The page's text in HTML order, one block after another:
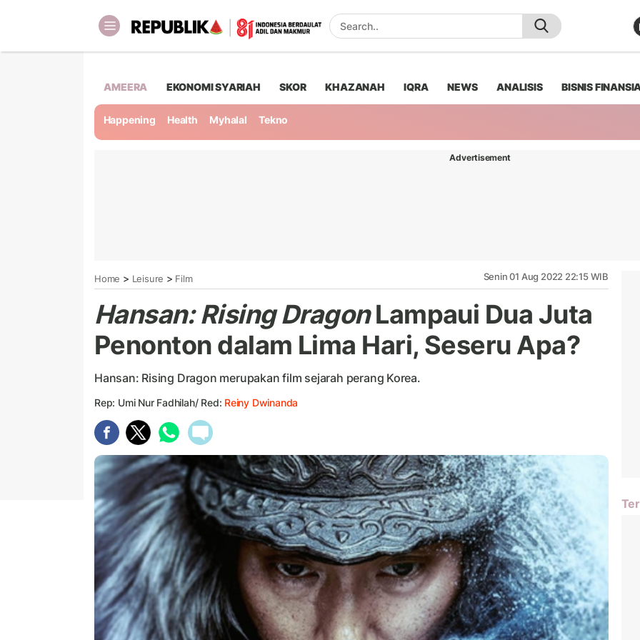
AMEERA EKONOMI SYARIAH SKOR KHAZANAH IQRA NEWS ANALISIS BISNIS
Happening Health Myhalal Tekno
Advertisement
Home > Leisure > Film Senin 01 Aug 2022 22:15 WIB
Hansan: Rising DragonLampaui Dua Juta
Penonton dalam Lima Hari, Seseru Apa?
Hansan: Rising Dragon merupakan film sejarah perang Korea.
Rep: Umi Nur Fadhilah/ Red: Reiny Dwinanda